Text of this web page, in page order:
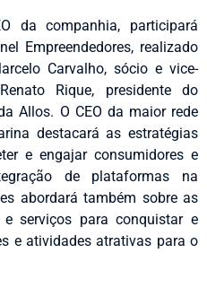
da companhia, participará
Empreendedores, realizado
Carvalho, sócio e vice-
Rique, presidente do
Allos. O CEO da maior rede
destacará as estratégias
e engajar consumidores e
de plataformas na
abordará também sobre as
e serviços para conquistar e
e atividades atrativas para o